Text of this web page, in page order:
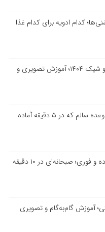
کدام ادویه برای کدام غذا
۱۰ مدل دسر یلدایی جدید و شیک ۱۴۰۴؛ آموزش تصویری و
دسر ماست و انار؛ یک میان‌وعده سالم که در ۵ دقیقه آماده
صبحانه‌ای در ۱۰ دقیقه
آموزش گام‌به‌گام و تصویری